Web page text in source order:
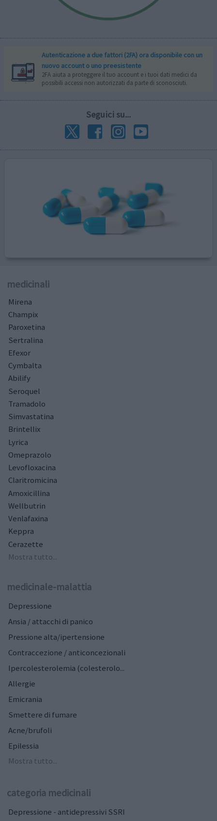
Autenticazione a due fattori (2FA) ora disponibile con un
nuovo account o uno preesistente
2FA aiuta a proteggere il tuo account e i tuoi dati medici da
possibili accessi non autorizzati da parte di sconosciuti.
Seguici su...
medicinali
Mirena
Champix
Paroxetina
Sertralina
Efexor
Cymbalta
Abilify
Seroquel
Tramadolo
Simvastatina
Brintellix
Lyrica
Omeprazolo
Levofloxacina
Claritromicina
Amoxicillina
Wellbutrin
Venlafaxina
Keppra
Cerazette
Mostra tutto...
medicinale-malattia
Depressione
Ansia / attacchi di panico
Pressione alta/ipertensione
Contraccezione / anticoncezionali
Ipercolesterolemia (colesterolo...
Allergie
Emicrania
Smettere di fumare
Acne/brufoli
Epilessia
Mostra tutto...
categoria medicinali
Depressione - antidepressivi SSRI